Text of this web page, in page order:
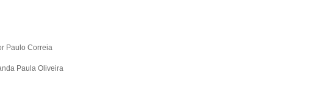
Paulo Correia
Paula Oliveira